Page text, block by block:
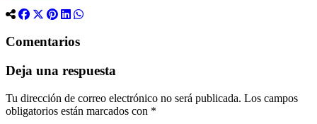
Comentarios
Deja una respuesta
Tu dirección de correo electrónico no será publicada. Los campos
obligatorios están marcados con *